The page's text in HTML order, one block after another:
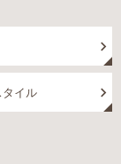
タイル